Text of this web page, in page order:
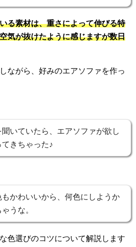
る素材は、重さによって伸びる特
気が抜けたように感じますが数日
ながら、好みのエアソファを作っ
聞いていたら、エアソファが欲し
てきちゃった♪
もかわいいから、何色にしようか
うな。
色選びのコツについて解説します